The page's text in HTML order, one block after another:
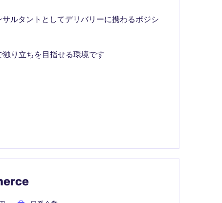
ルタントとしてデリバリーに携わるポジシ
り立ちを目指せる環境です